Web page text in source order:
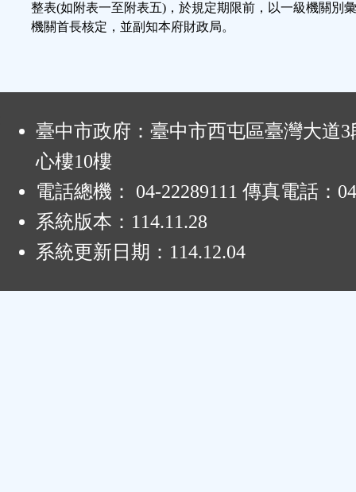
整表(如附表一至附表五)，於規定期限前，以一級機關別
機關首長核定，並副知本府財政局。
臺中市政府：臺中市西屯區臺灣大道3
心樓10樓
電話總機： 04-22289111 傳真電話：
系統版本： 114.11.28
系統更新日期： 114.12.04